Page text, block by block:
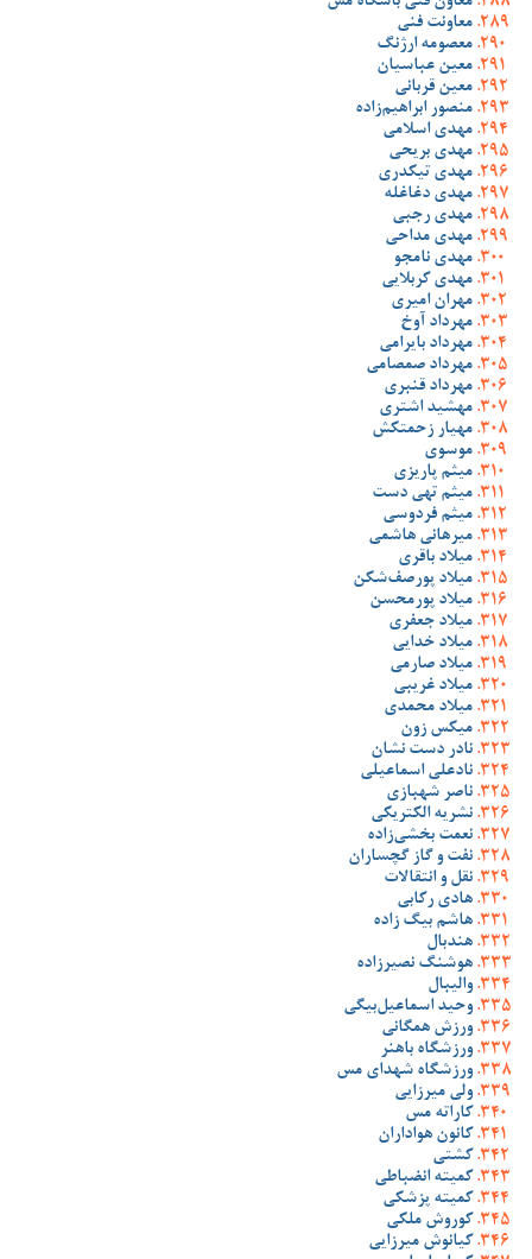
معاونت فنی
معصومه ارژنگ
معین عباسیان
معین قربانی
منصور ابراهیم‌زاده
مهدی اسلامی
مهدی بریحی
مهدی تیکدری
مهدی دغاغله
مهدی رجبی
مهدی مداحی
مهدی نامجو
مهدی کربلایی
مهران امیری
مهرداد آوخ
مهرداد بایرامی
مهرداد صمصامی
مهرداد قنبری
مهشید اشتری
مهیار زحمتکش
موسوی
میثم پاریزی
میثم تهی دست
میثم فردوسی
میرهانی هاشمی
میلاد باقری
میلاد پورصف‌شکن
میلاد پورمحسن
میلاد جعفری
میلاد خدایی
میلاد صارمی
میلاد غریبی
میلاد محمدی
میکس زون
نادر دست نشان
نادعلی اسماعیلی
ناصر شهبازی
نشریه الکتریکی
نعمت بخشی‌زاده
نفت و گاز گچساران
نقل و انتقالات
هادی رکابی
هاشم بیگ زاده
هندبال
هوشنگ نصیرزاده
والیبال
وحید اسماعیل‌بیگی
ورزش همگانی
ورزشگاه باهنر
ورزشگاه شهدای مس
ولی میرزایی
کاراته مس
کانون هواداران
کشتی
کمیته انضباطی
کمیته پزشکی
کوروش ملکی
کیانوش میرزایی